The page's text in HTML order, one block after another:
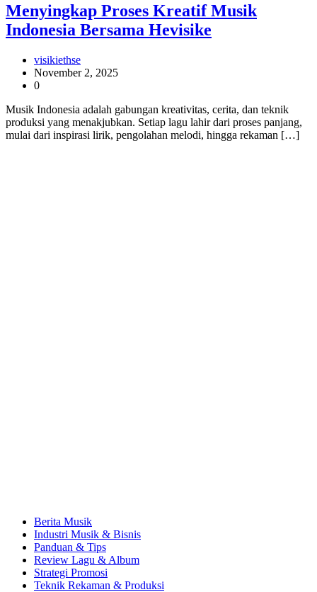
Menyingkap Proses Kreatif Musik
Indonesia Bersama Hevisike
visikiethse
November 2, 2025
0
Musik Indonesia adalah gabungan kreativitas, cerita, dan teknik
produksi yang menakjubkan. Setiap lagu lahir dari proses panjang,
mulai dari inspirasi lirik, pengolahan melodi, hingga rekaman […]
Berita Musik
Industri Musik & Bisnis
Panduan & Tips
Review Lagu & Album
Strategi Promosi
Teknik Rekaman & Produksi